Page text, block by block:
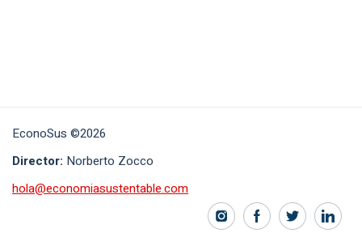
EconoSus ©2026
Director: Norberto Zocco
hola@economiasustentable.com